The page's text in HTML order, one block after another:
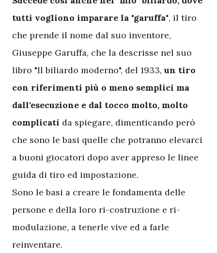
tutti vogliono imparare la "garuffa", il tiro
che prende il nome dal suo inventore,
Giuseppe Garuffa, che la descrisse nel suo
libro "Il biliardo moderno", del 1933,un tiro
con riferimenti più o meno semplici ma
dall'esecuzione e dal tocco molto, molto
complicati da spiegare, dimenticando però
che sono le basi quelle che potranno elevarci
a buoni giocatori dopo aver appreso le linee
guida di tiro ed impostazione.
Sono le basi a creare le fondamenta delle
persone e della loro ri-costruzione e ri-
modulazione, a tenerle vive ed a farle
reinventare.